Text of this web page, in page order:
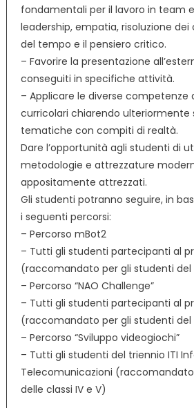
fondamentali per il lavoro in team
leadership, empatia, risoluzione
del tempo e il pensiero critico.
– Favorire la presentazione
conseguiti in specifiche attività.
– Applicare le diverse competenze
curricolari chiarendo ulteriormente
tematiche con compiti di realtà.
Dare l’opportunità agli studenti di
metodologie e attrezzature
appositamente attrezzati.
Gli studenti potranno seguire, in
i seguenti percorsi:
– Percorso mBot2
– Tutti gli studenti partecipanti al
(raccomandato per gli studenti del
– Percorso “NAO Challenge”
– Tutti gli studenti partecipanti al
(raccomandato per gli studenti del
– Percorso “Sviluppo videogiochi”
– Tutti gli studenti del triennio ITI
Telecomunicazioni
delle classi IV e V)